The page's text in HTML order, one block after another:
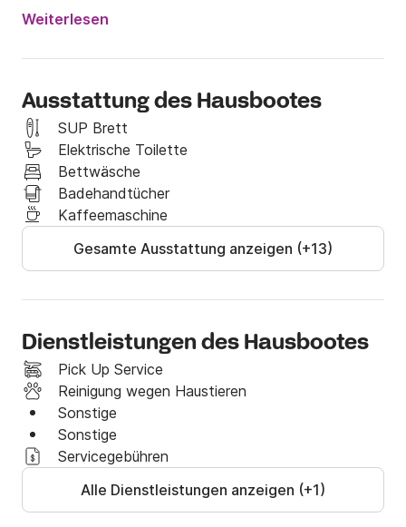
schwimmendes Zuhause abseits des Alltags
Willkommen an Bord des Havelzaubers, ein
persönlicher Rückzugsort auf dem Wasser. Mit viel
Liebe zum Detail gestaltet, bietet dieses Hausboot
eine Oase der Ruhe und Erholung. Der Alltag bleibt
hinter einem, während unvergessliche Momente in der
malerischen Natur der Havel genossen werden.
dem Alltag zu entfliehen und pure Freiheit auf dem
☕️ Wer von einer Auszeit inmitten unberührter Natur
träumt, umgeben von glitzerndem Wasser und dem
sanften Rauschen der Wellen, findet mit dem
Hausboot Havelzauber die perfekte Möglichkeit,
diesen Traum zu verwirklichen.
🧘 Hier lassen sich pure Entspannung und
Weiterlesen
Ausstattung des Hausbootes
SUP Brett
Elektrische Toilette
Bettwäsche
Badehandtücher
Kaffeemaschine
Gesamte Ausstattung anzeigen (+13)
Dienstleistungen des Hausbootes
Pick Up Service
Reinigung wegen Haustieren
Sonstige
Sonstige
Servicegebühren
Alle Dienstleistungen anzeigen (+1)